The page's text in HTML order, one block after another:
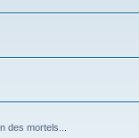
des mortels...